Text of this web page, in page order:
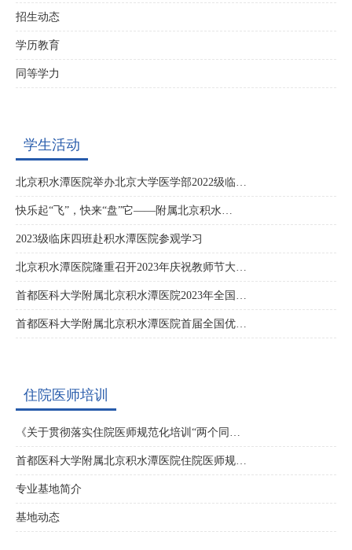
招生动态
学历教育
同等学力
学生活动
北京积水潭医院举办北京大学医学部2022级临…
快乐起“飞”，快来“盘”它——附属北京积水…
2023级临床四班赴积水潭医院参观学习
北京积水潭医院隆重召开2023年庆祝教师节大…
首都医科大学附属北京积水潭医院2023年全国…
首都医科大学附属北京积水潭医院首届全国优…
住院医师培训
《关于贯彻落实住院医师规范化培训“两个同…
首都医科大学附属北京积水潭医院住院医师规…
专业基地简介
基地动态